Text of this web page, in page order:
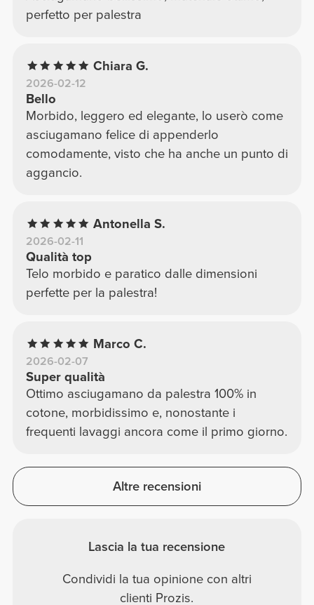
perfetto per palestra
Chiara G.
2026-02-12
Bello
Morbido, leggero ed elegante, lo userò come
asciugamano felice di appenderlo
comodamente, visto che ha anche un punto di
aggancio.
Antonella S.
2026-02-11
Qualità top
Telo morbido e paratico dalle dimensioni
perfette per la palestra!
Marco C.
2026-02-07
Super qualità
Ottimo asciugamano da palestra 100% in
cotone, morbidissimo e, nonostante i
frequenti lavaggi ancora come il primo giorno.
Altre recensioni
Lascia la tua recensione
Condividi la tua opinione con altri
clienti Prozis.